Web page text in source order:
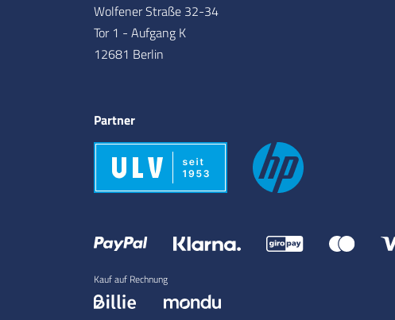
Wolfener Straße 32-34
Tor 1 - Aufgang K
12681 Berlin
Partner
Kauf auf Rechnung